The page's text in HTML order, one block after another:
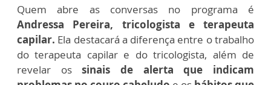
Quem abre as conversas no programa é
Andressa Pereira, tricologista e terapeuta
capilar. Ela destacará a diferença entre o trabalho
do terapeuta capilar e do tricologista, além de
revelar ossinais de alerta que indicam